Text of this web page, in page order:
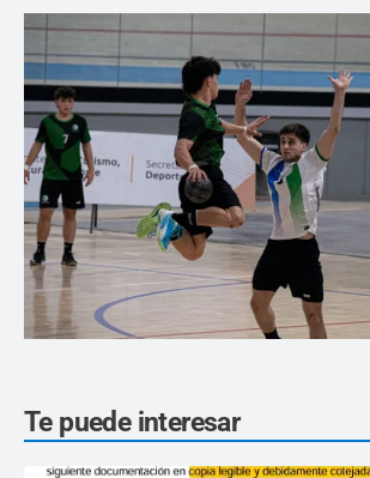
Te puede interesar